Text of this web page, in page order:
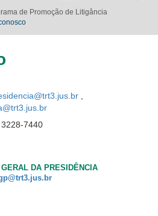
de Promoção de Litigância
7440
DA PRESIDÊNCIA